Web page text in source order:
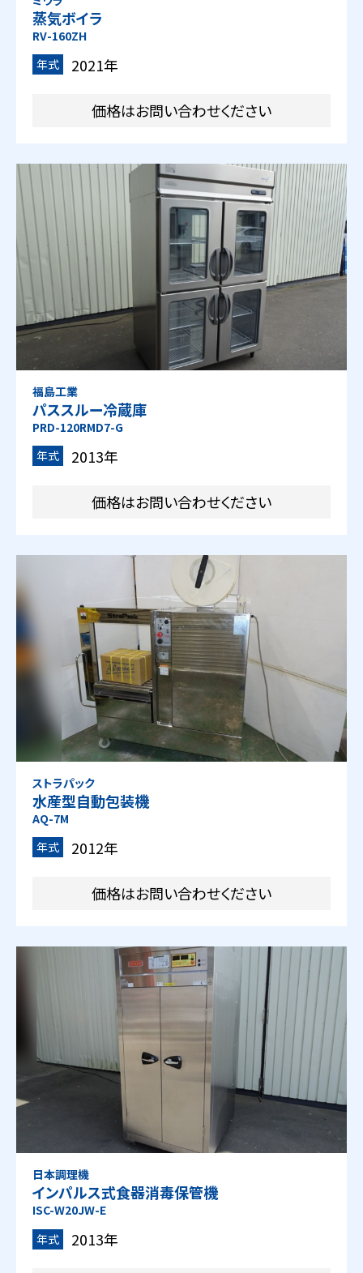
蒸気ボイラ
RV-160ZH
年式
2021年
価格はお問い合わせください
福島工業
パススルー冷蔵庫
PRD-120RMD7-G
年式
2013年
価格はお問い合わせください
ストラパック
水産型自動包装機
AQ-7M
年式
2012年
価格はお問い合わせください
日本調理機
インパルス式食器消毒保管機
ISC-W20JW-E
年式
2013年